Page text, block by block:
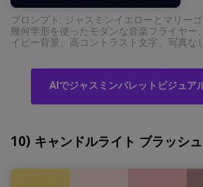
プロンプト: ジャスミンイエローとマリー
幾何学形を使ったモダンな音楽フライヤー
イビー背景、高コントラスト文字、写真な
AIでジャスミンパレットビジュア
10) キャンドルライト ブラッシュ